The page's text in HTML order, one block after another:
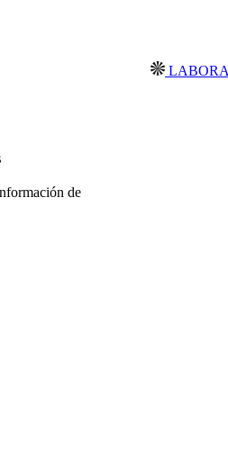
LABORATORIO
de